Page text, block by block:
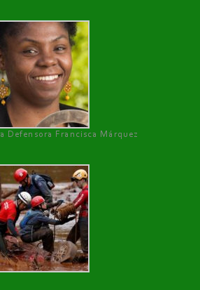
Defensora Francisca Márquez